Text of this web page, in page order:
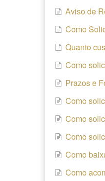
Aviso de
Como
Quanto
Como
Prazos e
Como
Como
Como
Como
Como